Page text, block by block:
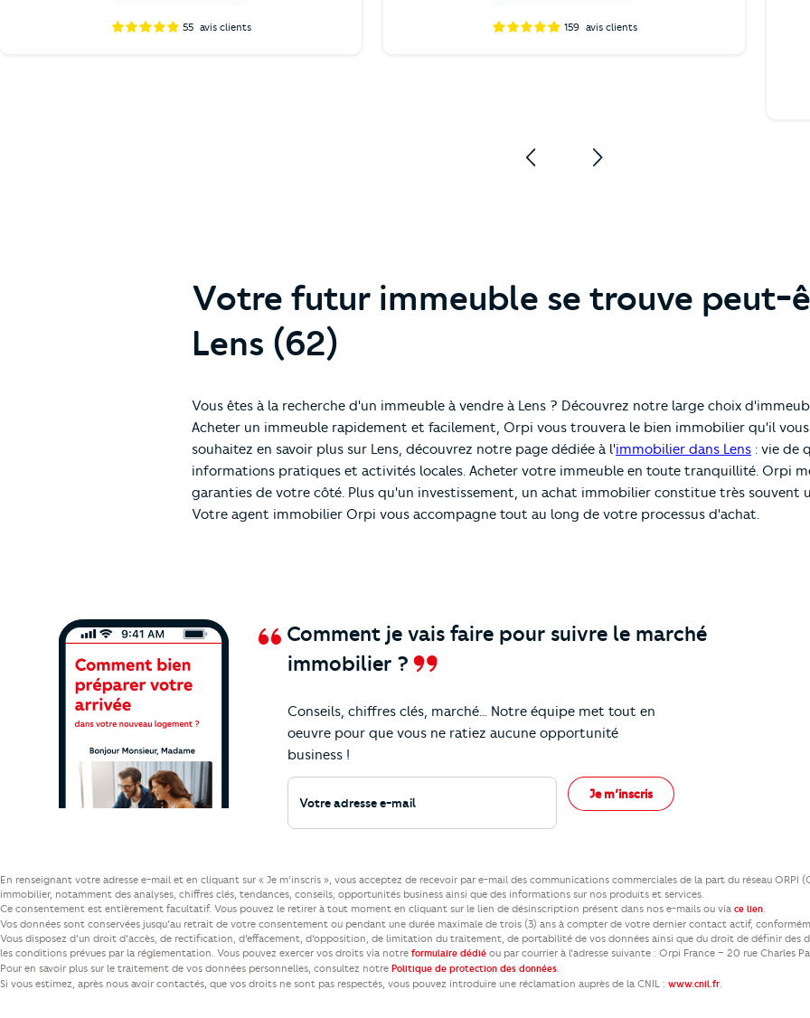
55 avis clients 159 avis clients
Votre futur immeuble se trouve peut-
Lens (62)
Vous êtes à la recherche d'un immeuble à vendre à Lens ? Découvrez notre large choix
Acheter un immeuble rapidement et facilement, Orpi vous trouvera le bien immobilier qu'il vous
souhaitez en savoir plus sur Lens, découvrez notre page dédiée à l'immobilier dans Lens : vie de
informations pratiques et activités locales. Acheter votre immeuble en toute tranquillité. Orpi
garanties de votre côté. Plus qu'un investissement, un achat immobilier constitue très souvent
Votre agent immobilier Orpi vous accompagne tout au long de votre processus d'achat.
Ne manquez plus nos actualités et conseils !
Comment je vais faire pour suivre le marché
immobilier ?
Conseils, chiffres clés, marché… Notre équipe met tout en
oeuvre pour que vous ne ratiez aucune opportunité
business !
Votre adresse e-mail
Je m’inscris
En renseignant votre adresse e-mail et en cliquant sur « Je m’inscris », vous acceptez de recevoir par e-mail des communications commerciales de la part du réseau ORPI
immobilier, notamment des analyses, chiffres clés, tendances, conseils, opportunités business ainsi que des informations sur nos produits et services.
Ce consentement est entièrement facultatif. Vous pouvez le retirer à tout moment en cliquant sur le lien de désinscription présent dans nos e-mails ou via ce lien.
Vos données sont conservées jusqu’au retrait de votre consentement ou pendant une durée maximale de trois (3) ans à compter de votre dernier contact actif,
Vous disposez d’un droit d’accès, de rectification, d’effacement, d’opposition, de limitation du traitement, de portabilité de vos données ainsi que du droit de définir des
les conditions prévues par la réglementation. Vous pouvez exercer vos droits via notre formulaire dédié ou par courrier à l’adresse suivante : Orpi France – 20 rue Charles
Pour en savoir plus sur le traitement de vos données personnelles, consultez notre Politique de protection des données.
Si vous estimez, après nous avoir contactés, que vos droits ne sont pas respectés, vous pouvez introduire une réclamation auprès de la CNIL : www.cnil.fr.